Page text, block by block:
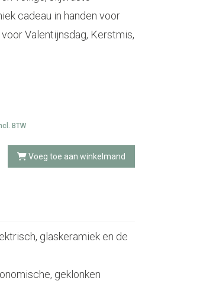
cadeau in handen voor
Valentijnsdag, Kerstmis,
BTW
Voeg toe aan winkelmand
glaskeramiek en de
geklonken